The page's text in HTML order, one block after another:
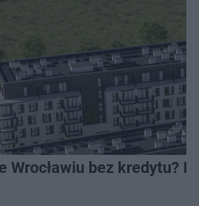
Wrocławiu bez kredytu?